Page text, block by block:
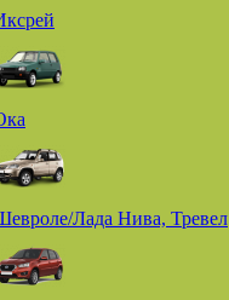
Лада Нива, Тревел